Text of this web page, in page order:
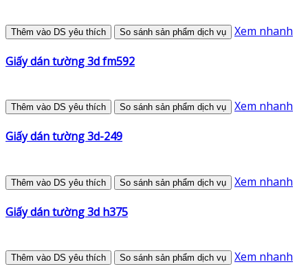
Thêm vào DS yêu thích So sánh sản phẩm dịch vụ Xem nhanh
Giấy dán tường 3d fm592
Thêm vào DS yêu thích So sánh sản phẩm dịch vụ Xem nhanh
Giấy dán tường 3d-249
Thêm vào DS yêu thích So sánh sản phẩm dịch vụ Xem nhanh
Giấy dán tường 3d h375
Thêm vào DS yêu thích So sánh sản phẩm dịch vụ Xem nhanh